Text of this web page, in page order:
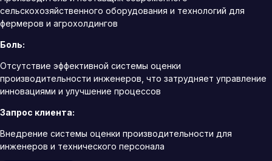
сельскохозяйственного оборудования и технологий для
фермеров и агрохолдингов
Боль:
Отсутствие эффективной системы оценки
производительности инженеров, что затрудняет управление
инновациями и улучшение процессов
Запрос клиента:
Внедрение системы оценки производительности для
инженеров и технического персонала